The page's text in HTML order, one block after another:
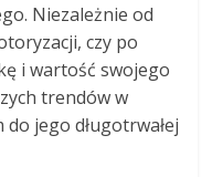
Niezależnie od
czy po
i wartość swojego
trendów w
jego długotrwałej